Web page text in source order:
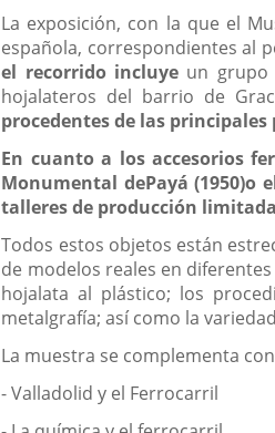
La exposición, con la que el
española, correspondientes al
el recorrido incluye un grupo
hojalateros del barrio de
procedentes de las
En cuanto a los accesorios
Monumental dePayá (1950)o
talleres de producción
Todos estos objetos están
de modelos reales en
hojalata al plástico; los
metalgrafía; así como la
La muestra se complementa
- Valladolid y el Ferrocarril